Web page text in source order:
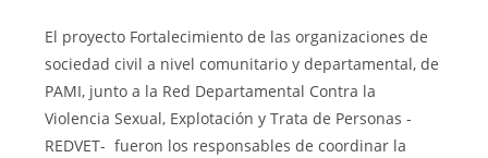
El proyecto Fortalecimiento de las organizaciones de
sociedad civil a nivel comunitario y departamental, de
PAMI, junto a la Red Departamental Contra la
Violencia Sexual, Explotación y Trata de Personas -
REDVET- fueron los responsables de coordinar la